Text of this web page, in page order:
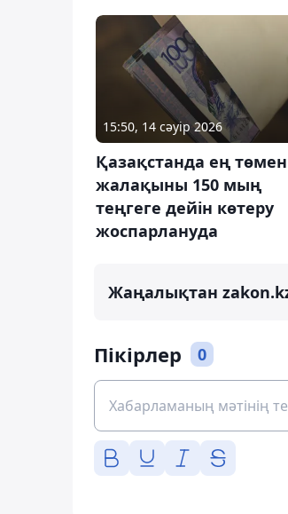
15:50, 14 сәуір 2026
Қазақстанда ең
жалақыны 150 мың
теңгеге дейін көтеру
жоспарлануда
Жаңалықтан
Пікірлер 0